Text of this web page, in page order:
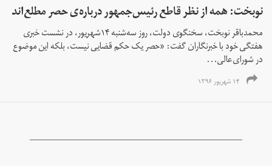
نوبخت: همه از نظر قاطع رئیس‌جمهور درباره‌ی حصر مطلع‌اند
محمدباقر نوبخت، سخنگوی دولت، روز سه‌شنبه ۱۴شهریور، در نشست خبری
هفتگی خود با خبرنگاران گفت: «حصر یک حکم قضایی نیست، بلکه این موضوع
در شورای‌عالی...
۱۴ شهریور ۱۳۹۶